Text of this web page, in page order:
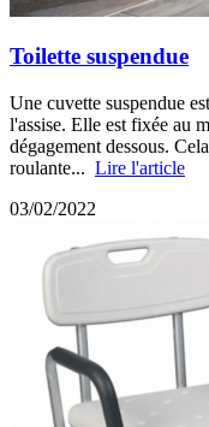
Toilette suspendue
Une cuvette suspendue
l'assise. Elle est fixée au
dégagement dessous.
roulante... Lire l'article
03/02/2022